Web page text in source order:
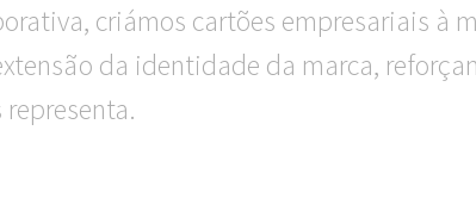
criámos cartões empresariais à
da identidade da marca,